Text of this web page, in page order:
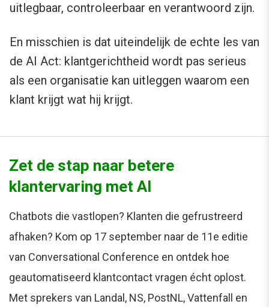
uitlegbaar, controleerbaar en verantwoord zijn.
En misschien is dat uiteindelijk de echte les van
de AI Act: klantgerichtheid wordt pas serieus
als een organisatie kan uitleggen waarom een
klant krijgt wat hij krijgt.
Zet de stap naar betere
klantervaring met AI
Chatbots die vastlopen? Klanten die gefrustreerd
afhaken? Kom op 17 september naar de 11e editie
van Conversational Conference en ontdek hoe
geautomatiseerd klantcontact vragen écht oplost.
Met sprekers van Landal, NS, PostNL, Vattenfall en